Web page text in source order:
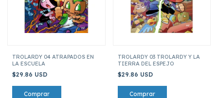
TROLARDY 04 ATRAPADOS EN
LA ESCUELA
$29.86 USD
TROLARDY 03 TROLARDY Y LA
TIERRA DEL ESPEJO
$29.86 USD